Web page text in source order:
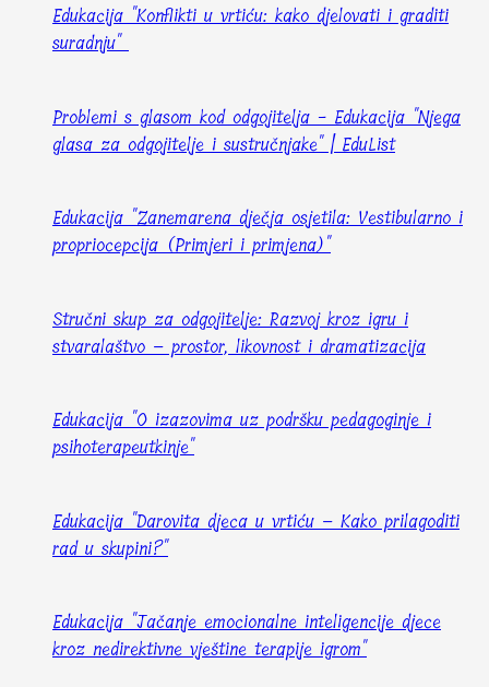
Edukacija "Konflikti u vrtiću: kako djelovati i graditi
suradnju"
Problemi s glasom kod odgojitelja - Edukacija "Njega
glasa za odgojitelje i sustručnjake" | EduList
Edukacija "Zanemarena dječja osjetila: Vestibularno i
propriocepcija (Primjeri i primjena)"
Stručni skup za odgojitelje: Razvoj kroz igru i
stvaralaštvo – prostor, likovnost i dramatizacija
Edukacija "O izazovima uz podršku pedagoginje i
psihoterapeutkinje"
Edukacija "Darovita djeca u vrtiću – Kako prilagoditi
rad u skupini?"
Edukacija "Jačanje emocionalne inteligencije djece
kroz nedirektivne vještine terapije igrom"